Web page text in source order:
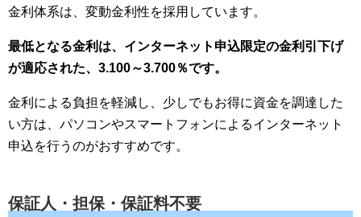
金利体系は、変動金利性を採用しています。
最低となる金利は、インターネット申込限定の金利引下げ
が適応された、3.100～3.700％です。
金利による負担を軽減し、少しでもお得に資金を調達した
い方は、パソコンやスマートフォンによるインターネット
申込を行うのがおすすめです。
保証人・担保・保証料不要